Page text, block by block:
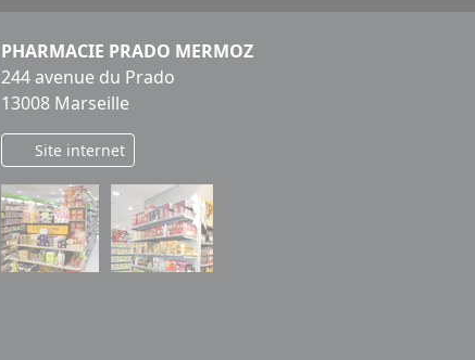
PHARMACIE PRADO MERMOZ
244 avenue du Prado
13008 Marseille
Site internet